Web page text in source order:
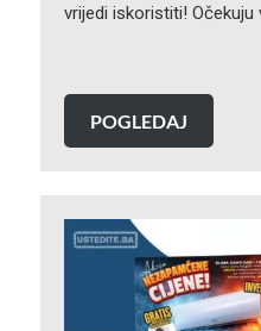
vrijedi iskoristiti! Očekuju
POGLEDAJ